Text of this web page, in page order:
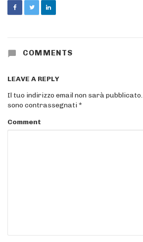
COMMENTS
LEAVE A REPLY
Il tuo indirizzo email non sarà pubblicato.
sono contrassegnati*
Comment